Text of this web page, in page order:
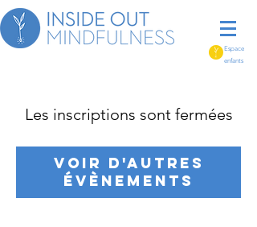
Espace
enfants
Les inscriptions sont fermées
Voir d'autres
évènements